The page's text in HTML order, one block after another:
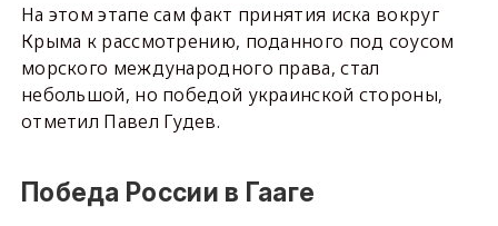
На этом этапе сам факт принятия иска вокруг
Крыма к рассмотрению, поданного под соусом
морского международного права, стал
небольшой, но победой украинской стороны,
отметил Павел Гудев.
Победа России в Гааге